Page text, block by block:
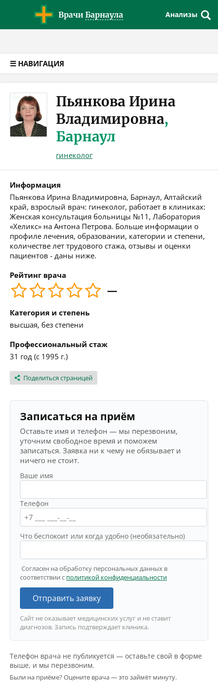
Врачи Барнаула Анализы
☰ НАВИГАЦИЯ
Пьянкова Ирина
Владимировна,
Барнаул
гинеколог
Информация
Пьянкова Ирина Владимировна, Барнаул, Алтайский
край, взрослый врач: гинеколог, работает в клиниках:
Женская консультация больницы №11, Лаборатория
«Хеликс» на Антона Петрова. Больше информации о
профиле лечения, образовании, категории и степени,
количестве лет трудового стажа, отзывы и оценки
пациентов - даны ниже.
Рейтинг врача
—
Категория и степень
высшая, без степени
Профессиональный стаж
31 год (с 1995 г.)
Поделиться страницей
Записаться на приём
Оставьте имя и телефон — мы перезвоним,
уточним свободное время и поможем
записаться. Заявка ни к чему не обязывает и
ничего не стоит.
Ваше имя
Телефон
Что беспокоит или когда удобно (необязательно)
Согласен на обработку персональных данных в
соответствии с политикой конфиденциальности
Отправить заявку
Сайт не оказывает медицинских услуг и не ставит
диагнозов. Запись подтверждает клиника.
Телефон врача не публикуется — оставьте свой в форме
выше, и мы перезвоним.
Были на приёме? Оцените врача — это займёт минуту.